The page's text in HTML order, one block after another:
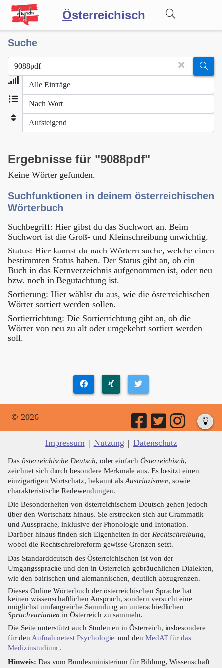
Österreichisch
Wörterbuch
Forum
Blog
Suche
Ergebnisse für "9088pdf"
Keine Wörter gefunden.
Suchfunktionen in deinem österreichischen
Wörterbuch
Suchbegriff: Hier gibst du das Suchwort an. Beim
Suchwort ist die Groß- und Kleinschreibung unwichtig.
Status: Hier kannst du nach Wörtern suche, welche einen
bestimmten Status haben. Der Status gibt an, ob ein
Buch in das Kernverzeichnis aufgenommen ist, oder neu
bzw. noch in Begutachtung ist.
Sortierung: Hier wählst du aus, wie die österreichischen
Wörter sortiert werden sollen.
Sortierrichtung: Die Sortierrichtung gibt an, ob die
Wörter von neu zu alt oder umgekehrt sortiert werden
soll.
© 2026
Impressum | Nutzung | Datenschutz
Das österreichische Deutsch, oder einfach Österreichisch,
zeichnet sich durch besondere Merkmale aus. Es besitzt einen
einzigartigen Wortschatz, bekannt als Austriazismen, sowie
charakteristische Redewendungen.
Die Besonderheiten von österreichischem Deutsch gehen jedoch
über den Wortschatz hinaus. Sie erstrecken sich auf Grammatik
und Aussprache, inklusive der Phonologie und Intonation.
Darüber hinaus finden sich Eigenheiten in der Rechtschreibung,
wobei die Rechtschreibreform gewisse Grenzen setzt.
Das Standarddeutsch des Österreichischen ist von der
Umgangssprache und den in Österreich gebräuchlichen Dialekten,
wie den bairischen und alemannischen, deutlich abzugrenzen.
Dieses Online Wörterbuch der österreichischen Sprache hat
keinen wissenschaftlichen Anspruch, sondern versucht eine
möglichst umfangreiche Sammlung an unterschiedlichen
Sprachvarianten in Österreich zu sammeln.
Die Seite unterstützt auch Studenten in Österreich, insbesondere
für den Aufnahmetest Psychologie und den MedAT für das
Medizinstudium .
Hinweis: Das vom Bundesministerium für Bildung, Wissenschaft